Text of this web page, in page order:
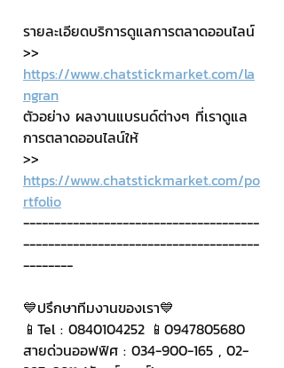
รายละเอียดบริการดูแลการตลาดออนไลน์
>>
https://www.chatstickmarket.com/la
ngran
ตัวอย่าง ผลงานแบรนด์ต่างๆ ที่เราดูแล
การตลาดออนไลน์ให้
>>
https://www.chatstickmarket.com/po
rtfolio
--------------------------------------
--------------------------------------
--------
💙ปรึกษาทีมงานของเรา💙
📱Tel : 0840104252 📱0947805680
สายด่วนออฟฟิศ : 034-900-165 , 02-